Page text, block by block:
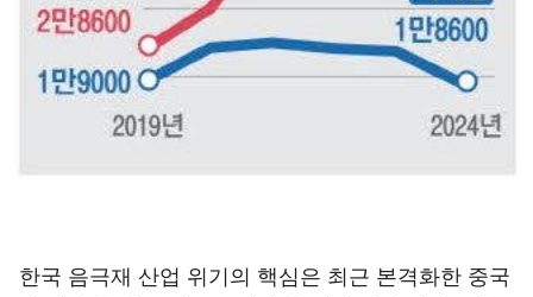
한국 음극재 산업 위기의 핵심은 최근 본격화한 중국